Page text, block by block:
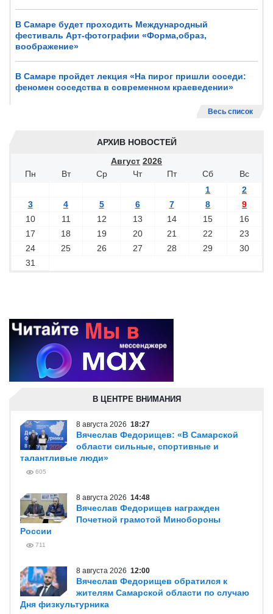
В Самаре будет проходить Международный
фестиваль Арт-фотографии «Форма,образ,
воображение»
В Самаре пройдет лекция «На пирог пришли соседи:
феномен соседства в современном краеведении»
Весь список
АРХИВ НОВОСТЕЙ
Август 2026
Пн
Вт Ср Чт Пт Сб
Вс
1
2
3
4 5 6 7 8
9
10
11 12 13 14 15
16
17
18 19 20 21 22
23
24
25 26 27 28 29
30
31
В ЦЕНТРЕ ВНИМАНИЯ
8 августа 2026 18:27
Вячеслав Федорищев: «В Самарской
области сильные, спортивные и
талантливые люди»
605
8 августа 2026 14:48
Вячеслав Федорищев награжден
Почетной грамотой Минобороны
России
711
8 августа 2026 12:00
Вячеслав Федорищев обратился к
жителям Самарской области по случаю
Дня физкультурника